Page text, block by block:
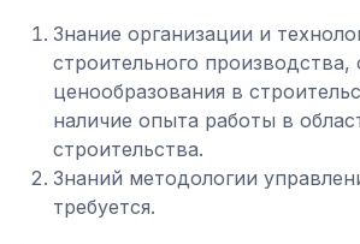
Знание организации и
строительного производства,
ценообразования в
наличие опыта работы в
строительства.
Знаний методологии
требуется.